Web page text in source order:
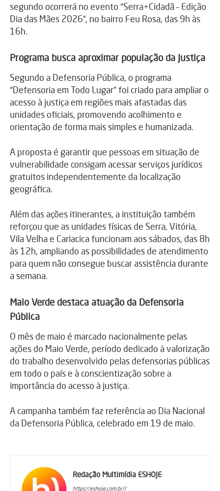
segundo ocorrerá no evento “Serra+Cidadã – Edição
Dia das Mães 2026”, no bairro Feu Rosa, das 9h às
16h.
Programa busca aproximar população da Justiça
Segundo a Defensoria Pública, o programa
“Defensoria em Todo Lugar” foi criado para ampliar o
acesso à justiça em regiões mais afastadas das
unidades oficiais, promovendo acolhimento e
orientação de forma mais simples e humanizada.
A proposta é garantir que pessoas em situação de
vulnerabilidade consigam acessar serviços jurídicos
gratuitos independentemente da localização
geográfica.
Além das ações itinerantes, a instituição também
reforçou que as unidades físicas de Serra, Vitória,
Vila Velha e Cariacica funcionam aos sábados, das 8h
às 12h, ampliando as possibilidades de atendimento
para quem não consegue buscar assistência durante
a semana.
Maio Verde destaca atuação da Defensoria
Pública
O mês de maio é marcado nacionalmente pelas
ações do Maio Verde, período dedicado à valorização
do trabalho desenvolvido pelas defensorias públicas
em todo o país e à conscientização sobre a
importância do acesso à justiça.
A campanha também faz referência ao Dia Nacional
da Defensoria Pública, celebrado em 19 de maio.
Redação Multimídia ESHOJE
https://eshoje.com.br//